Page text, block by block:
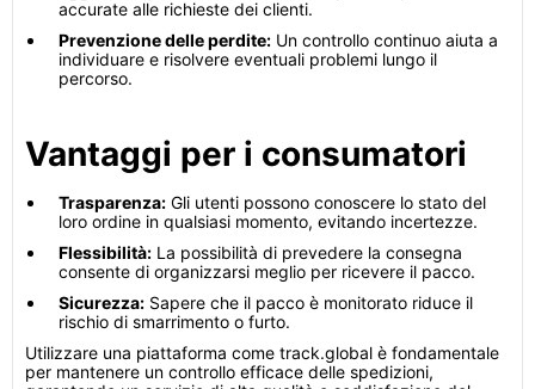
accurate alle richieste dei clienti.
Prevenzione delle perdite: Un controllo continuo aiuta a
individuare e risolvere eventuali problemi lungo il
percorso.
Vantaggi per i consumatori
Trasparenza: Gli utenti possono conoscere lo stato del
loro ordine in qualsiasi momento, evitando incertezze.
Flessibilità: La possibilità di prevedere la consegna
consente di organizzarsi meglio per ricevere il pacco.
Sicurezza: Sapere che il pacco è monitorato riduce il
rischio di smarrimento o furto.
Utilizzare una piattaforma come track.global è fondamentale
per mantenere un controllo efficace delle spedizioni,